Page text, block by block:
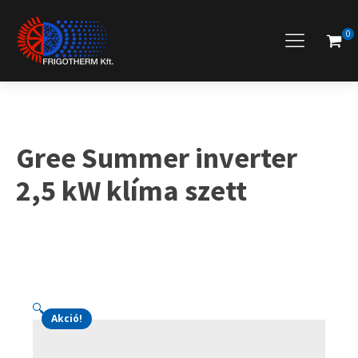
0
Gree Summer inverter
2,5 kW klíma szett
Akció!
🔍